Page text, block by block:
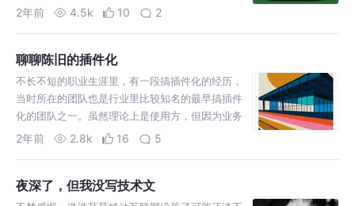
样，6英寸，5.5英寸。 屏幕的像素点数量
2年前 4.5k 10 2
聊聊陈旧的插件化
不长不短的职业生涯里，有一段搞插件化的经历，
当时所在的团队也是行业里比较知名的最早搞插件
化的团队之一。虽然理论上是使用方，但因为业务
的需要，要把大插件拆成更小颗粒度的小插件，所
2年前 2.8k 16 5
夜深了，但我没写技术文